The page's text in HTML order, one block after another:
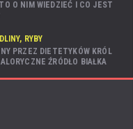
O NIM WIEDZIEĆ I CO JEST
RYBY
PRZEZ DIETETYKÓW KRÓL
ŹRÓDŁO BIAŁKA